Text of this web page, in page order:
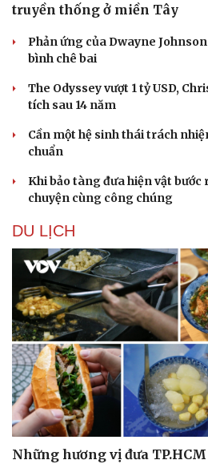
Văn hóa
Sân khấu - Điện ảnh
Văn học
Âm nhạc
Di sản
truyền thống ở miền Tây
Phản ứng của Dwayne
bình chê bai
The Odyssey vượt 1 tỷ USD,
tích sau 14 năm
Cần một hệ sinh thái trách
chuẩn
Khi bảo tàng đưa hiện vật
chuyện cùng công chúng
DU LỊCH
Những hương vị đưa